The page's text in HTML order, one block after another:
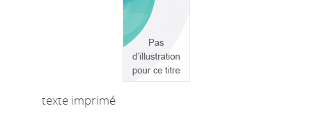
texte imprimé